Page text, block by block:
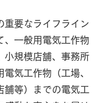
重要なライフライン
、一般用電気工作物
小規模店舗、事務所
電気工作物（工場、
舗等）までの電気工